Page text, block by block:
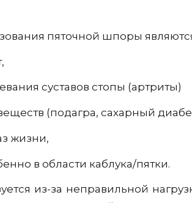
пяточной шпоры
суставов стопы (артриты)
(подагра, сахарный
жизни,
в области каблука/пятки.
из-за неправильной